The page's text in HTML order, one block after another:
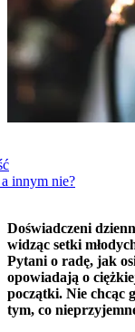
innym nie?
Doświadczeni
widząc setki
Pytani o radę, jak
opowiadają o
początki. Nie chcąc
tym, co